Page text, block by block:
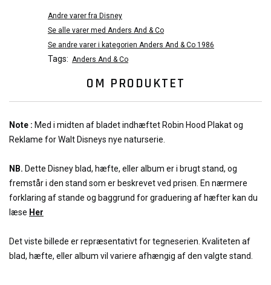
Andre varer fra Disney
Se alle varer med Anders And & Co
Se andre varer i kategorien Anders And & Co 1986
Tags: Anders And & Co
OM PRODUKTET
Note : Med i midten af bladet indhæftet Robin Hood Plakat og
Reklame for Walt Disneys nye naturserie.
NB. Dette Disney blad, hæfte, eller album er i brugt stand, og
fremstår i den stand som er beskrevet ved prisen. En nærmere
forklaring af stande og baggrund for graduering af hæfter kan du
læse Her
Det viste billede er repræsentativt for tegneserien. Kvaliteten af
blad, hæfte, eller album vil variere afhængig af den valgte stand.